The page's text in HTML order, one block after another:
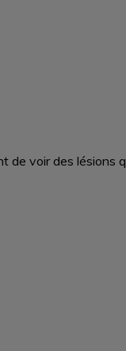
de voir des lésions